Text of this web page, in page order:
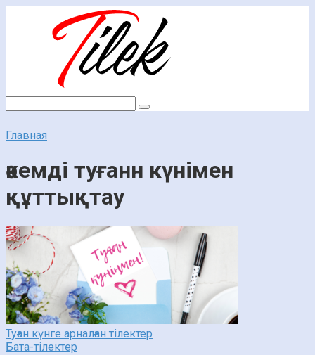
Главная
әкемді туғанн күнімен
құттықтау
Туған күнге арналған тілектер
Бата-тілектер